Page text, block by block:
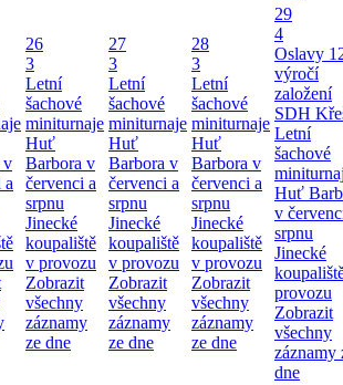
v
a
26
3
Letní
šachové
miniturnaje
Huť
Barbora v
červenci a
srpnu
Jinecké
koupaliště
v provozu
Zobrazit
všechny
záznamy
ze dne
27
3
Letní
šachové
miniturnaje
Huť
Barbora v
červenci a
srpnu
Jinecké
koupaliště
v provozu
Zobrazit
všechny
záznamy
ze dne
28
3
Letní
šachové
miniturnaje
Huť
Barbora v
červenci a
srpnu
Jinecké
koupaliště
v provozu
Zobrazit
všechny
záznamy
ze dne
29
4
Oslavy
výročí
založení
SDH
Letní
šachové
Huť
v
srpnu
Jinecké
provozu
Zobrazit
všechny
záznamy
dne